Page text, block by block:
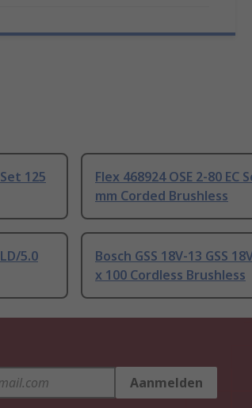
125
Flex 468924 OSE 2-80 EC
mm Corded Brushless
5.0
Bosch GSS 18V-13 GSS
x 100 Cordless Brushless
Aanmelden